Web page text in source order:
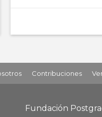
Contribuciones
Fundación